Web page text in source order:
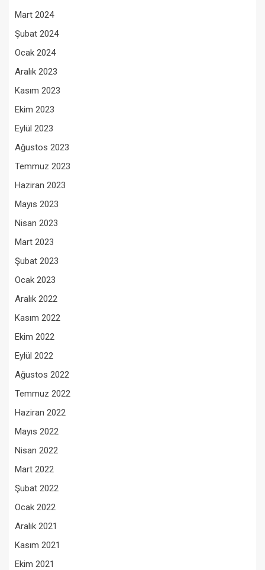
Mart 2024
Şubat 2024
Ocak 2024
Aralık 2023
Kasım 2023
Ekim 2023
Eylül 2023
Ağustos 2023
Temmuz 2023
Haziran 2023
Mayıs 2023
Nisan 2023
Mart 2023
Şubat 2023
Ocak 2023
Aralık 2022
Kasım 2022
Ekim 2022
Eylül 2022
Ağustos 2022
Temmuz 2022
Haziran 2022
Mayıs 2022
Nisan 2022
Mart 2022
Şubat 2022
Ocak 2022
Aralık 2021
Kasım 2021
Ekim 2021